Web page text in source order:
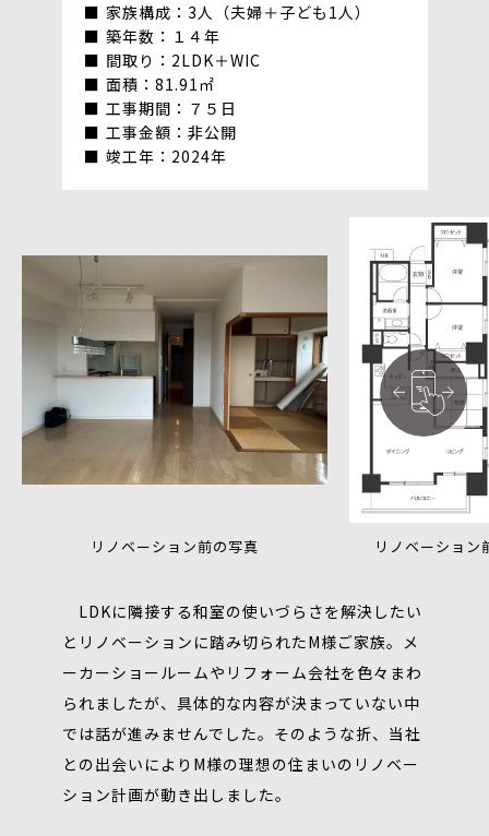
家族構成：3人（夫婦＋子ども1人）
築年数：１４年
間取り：2LDK＋WIC
面積：81.91㎡
工事期間：７５日
工事金額：非公開
竣工年：2024年
リノベーション前の写真 リノベーション
LDKに隣接する和室の使いづらさを解決したい
とリノベーションに踏み切られたM様ご家族。メ
ーカーショールームやリフォーム会社を色々まわ
られましたが、具体的な内容が決まっていない中
では話が進みませんでした。そのような折、当社
との出会いによりM様の理想の住まいのリノベー
ション計画が動き出しました。